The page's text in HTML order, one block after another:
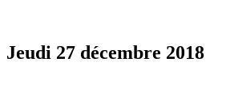
Jeudi 27 décembre 2018